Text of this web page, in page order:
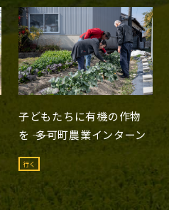
子どもたちに有機の作物
を ―― 多可町農業インターン
行く